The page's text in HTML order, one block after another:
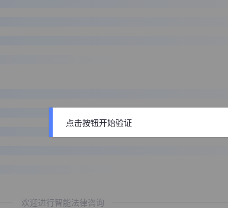
欢迎进行智能法律咨询
点击按钮开始验证